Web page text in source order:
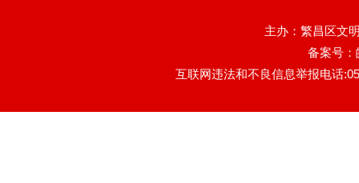
主办：繁昌区文
备案号：
互联网违法和不良信息举报电话